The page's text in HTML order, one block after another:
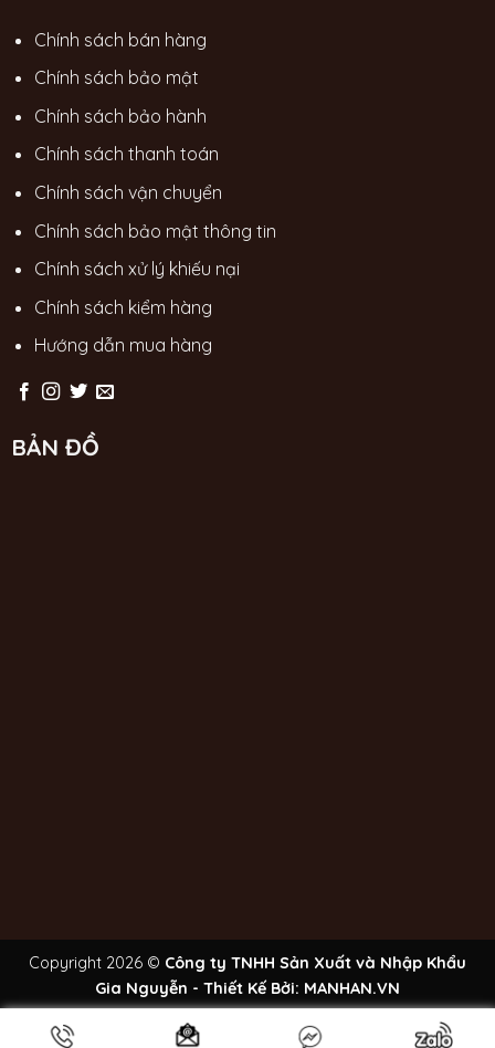
Chính sách bán hàng
Chính sách bảo mật
Chính sách bảo hành
Chính sách thanh toán
Chính sách vận chuyển
Chính sách bảo mật thông tin
Chính sách xử lý khiếu nại
Chính sách kiểm hàng
Hướng dẫn mua hàng
BẢN ĐỒ
Copyright 2026 © Công ty TNHH Sản Xuất và Nhập Khẩu
Gia Nguyễn - Thiết Kế Bởi: MANHAN.VN